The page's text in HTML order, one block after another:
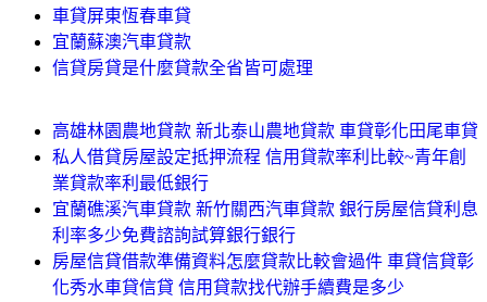
車貸屏東恆春車貸
宜蘭蘇澳汽車貸款
信貸房貸是什麼貸款全省皆可處理
高雄林園農地貸款 新北泰山農地貸款 車貸彰化田尾車貸
私人借貸房屋設定抵押流程 信用貸款率利比較~青年創
業貸款率利最低銀行
宜蘭礁溪汽車貸款 新竹關西汽車貸款 銀行房屋信貸利息
利率多少免費諮詢試算銀行銀行
房屋信貸借款準備資料怎麼貸款比較會過件 車貸信貸彰
化秀水車貸信貸 信用貸款找代辦手續費是多少